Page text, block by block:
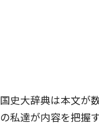
国史大辞典は本文が
の私達が内容を把握